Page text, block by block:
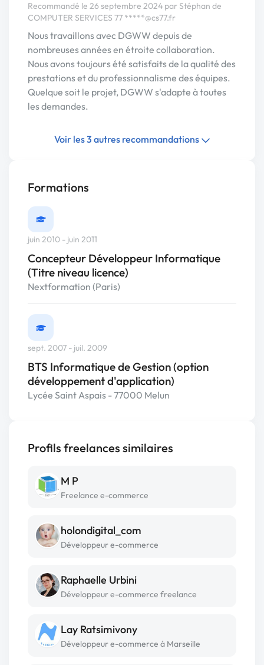
Recommandé le 26 septembre 2024 par Stéphan de
COMPUTER SERVICES 77 *****@cs77.fr
Nous travaillons avec DGWW depuis de
nombreuses années en étroite collaboration.
Nous avons toujours été satisfaits de la qualité des
prestations et du professionnalisme des équipes.
Quelque soit le projet, DGWW s'adapte à toutes
les demandes.
Voir les 3 autres recommandations
Formations
juin 2010 - juin 2011
Concepteur Développeur Informatique
(Titre niveau licence)
Nextformation (Paris)
sept. 2007 - juil. 2009
BTS Informatique de Gestion (option
développement d'application)
Lycée Saint Aspais - 77000 Melun
Profils freelances similaires
M P
Freelance e-commerce
holondigital_com
Développeur e-commerce
Raphaelle Urbini
Développeur e-commerce freelance
Lay Ratsimivony
Développeur e-commerce à Marseille